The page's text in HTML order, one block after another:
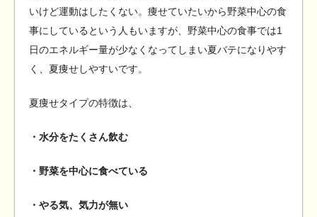
いけど運動はしたくない。痩せていたいから野菜中心の食
事にしているという人もいますが、野菜中心の食事では1
日のエネルギー量が少なくなってしまい夏バテになりやす
く、夏痩せしやすいです。
夏痩せタイプの特徴は、
・水分をたくさん飲む
・野菜を中心に食べている
・やる気、気力が無い